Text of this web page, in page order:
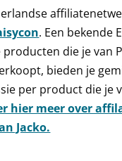
. Een bekende
producten die je van
bieden je
per product die je
hier meer over
Jacko.